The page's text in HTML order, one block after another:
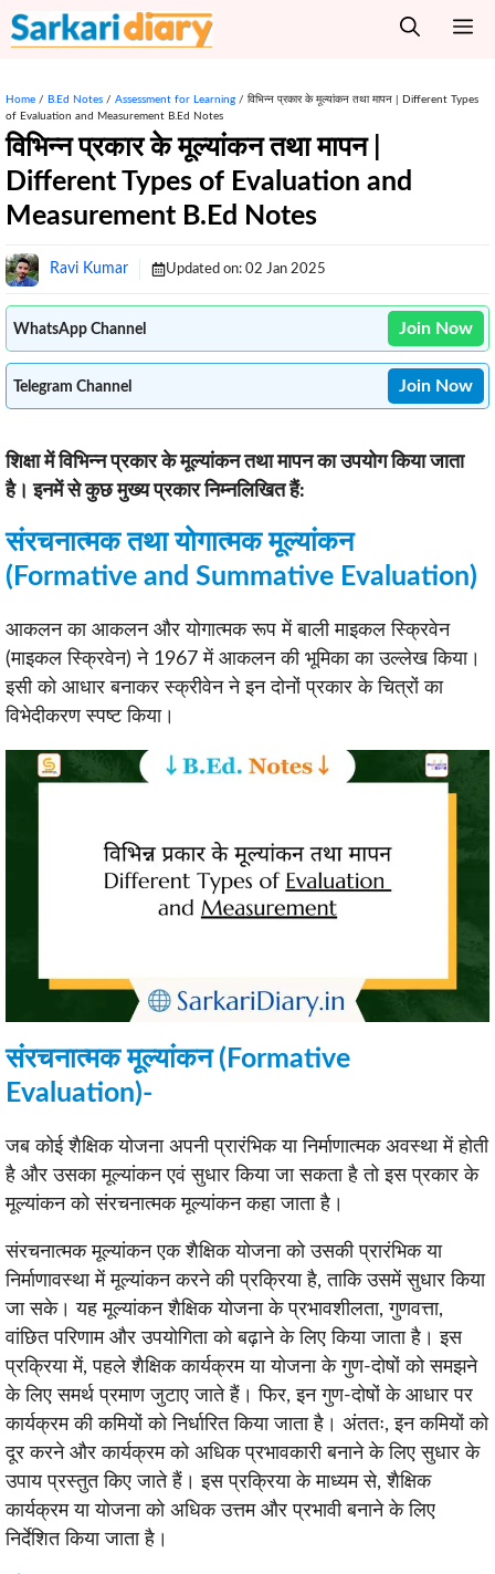
Skip
to
Home / B.Ed Notes / Assessment for Learning / विभिन्न प्रकार के मूल्यांकन तथा मापन | Different Types
of Evaluation and Measurement B.Ed Notes
विभिन्न प्रकार के मूल्यांकन तथा मापन |
Different Types of Evaluation and
Measurement B.Ed Notes
Ravi Kumar Updated on: 02 Jan 2025
WhatsApp Channel Join Now
Telegram Channel Join Now
शिक्षा में विभिन्न प्रकार के मूल्यांकन तथा मापन का उपयोग किया जाता
है। इनमें से कुछ मुख्य प्रकार निम्नलिखित हैं:
संरचनात्मक तथा योगात्मक मूल्यांकन
(Formative and Summative Evaluation)
आकलन का आकलन और योगात्मक रूप में बाली माइकल स्क्रिवेन
(माइकल स्क्रिवेन) ने 1967 में आकलन की भूमिका का उल्लेख किया।
इसी को आधार बनाकर स्क्रीवेन ने इन दोनों प्रकार के चित्रों का
विभेदीकरण स्पष्ट किया।
संरचनात्मक मूल्यांकन (Formative
Evaluation)-
जब कोई शैक्षिक योजना अपनी प्रारंभिक या निर्माणात्मक अवस्था में होती
है और उसका मूल्यांकन एवं सुधार किया जा सकता है तो इस प्रकार के
मूल्यांकन को संरचनात्मक मूल्यांकन कहा जाता है।
संरचनात्मक मूल्यांकन एक शैक्षिक योजना को उसकी प्रारंभिक या
निर्माणावस्था में मूल्यांकन करने की प्रक्रिया है, ताकि उसमें सुधार किया
जा सके। यह मूल्यांकन शैक्षिक योजना के प्रभावशीलता, गुणवत्ता,
वांछित परिणाम और उपयोगिता को बढ़ाने के लिए किया जाता है। इस
प्रक्रिया में, पहले शैक्षिक कार्यक्रम या योजना के गुण-दोषों को समझने
के लिए समर्थ प्रमाण जुटाए जाते हैं। फिर, इन गुण-दोषों के आधार पर
कार्यक्रम की कमियों को निर्धारित किया जाता है। अंततः, इन कमियों को
दूर करने और कार्यक्रम को अधिक प्रभावकारी बनाने के लिए सुधार के
उपाय प्रस्तुत किए जाते हैं। इस प्रक्रिया के माध्यम से, शैक्षिक
कार्यक्रम या योजना को अधिक उत्तम और प्रभावी बनाने के लिए
निर्देशित किया जाता है।